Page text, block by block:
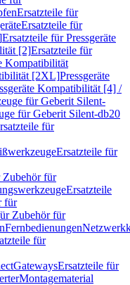
Ersatzteile für
Ersatzteile für
Ersatzteile für Pressgeräte
[2]Ersatzteile für
Kompatibilität
[2XL]Pressgeräte
Kompatibilität [4] /
für Geberit Silent-
für Geberit Silent-db20
für
Ersatzteile für
Zubehör für
Ersatzteile
für
Zubehör für
Fernbedienungen
für
GatewaysErsatzteile für
Montagematerial